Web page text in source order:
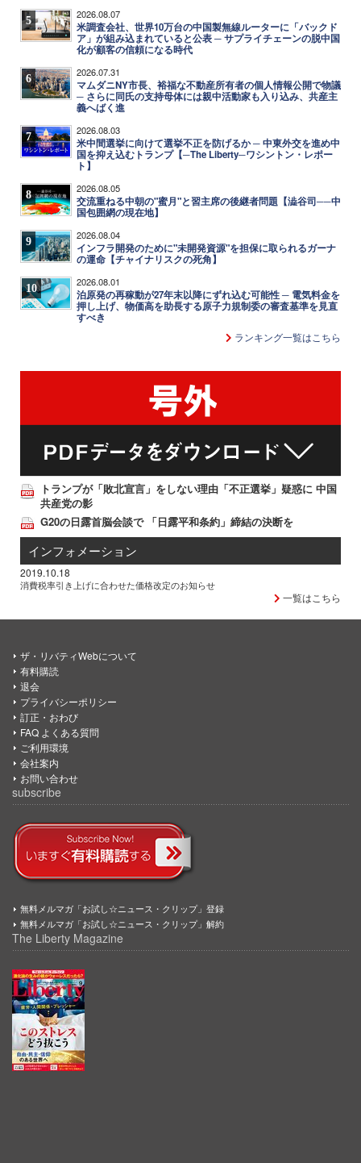
5 2026.08.07
米調査会社、世界10万台の中国製無線ルーターに「バックド
ア」が組み込まれていると公表 ─ サプライチェーンの脱中国
化が顧客の信頼になる時代
6 2026.07.31
マムダニNY市長、裕福な不動産所有者の個人情報公開で物議
─ さらに同氏の支持母体には親中活動家も入り込み、共産主
義へばく進
7 2026.08.03
米中間選挙に向けて選挙不正を防げるか ─ 中東外交を進め中
国を抑え込むトランプ【─The Liberty─ワシントン・レポー
ト】
8 2026.08.05
交流重ねる中朝の"蜜月"と習主席の後継者問題【澁谷司──中
国包囲網の現在地】
9 2026.08.04
インフラ開発のために"未開発資源"を担保に取られるガーナ
の運命【チャイナリスクの死角】
10 2026.08.01
泊原発の再稼動が27年末以降にずれ込む可能性 ─ 電気料金を
押し上げ、物価高を助長する原子力規制委の審査基準を見直
すべき
ランキング一覧はこちら
トランプが「敗北宣言」をしない理由「不正選挙」疑惑に 中国
共産党の影
G20の日露首脳会談で 「日露平和条約」締結の決断を
インフォメーション
2019.10.18
消費税率引き上げに合わせた価格改定のお知らせ
一覧はこちら
ザ・リバティWebについて
有料購読
退会
プライバシーポリシー
訂正・おわび
FAQ よくある質問
ご利用環境
会社案内
お問い合わせ
subscribe
無料メルマガ「お試し☆ニュース・クリップ」登録
無料メルマガ「お試し☆ニュース・クリップ」解約
The Liberty Magazine